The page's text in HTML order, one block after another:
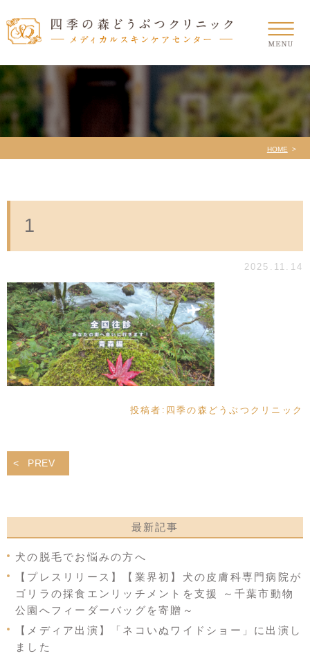
HOME
1
2025.11.14
投稿者: 四季の森どうぶつクリニック
PREV
最新記事
犬の脱毛でお悩みの方へ
【プレスリリース】【業界初】犬の皮膚科専門病院が
ゴリラの採食エンリッチメントを支援 ～千葉市動物
公園へフィーダーバッグを寄贈～
【メディア出演】「ネコいぬワイドショー」に出演し
ました